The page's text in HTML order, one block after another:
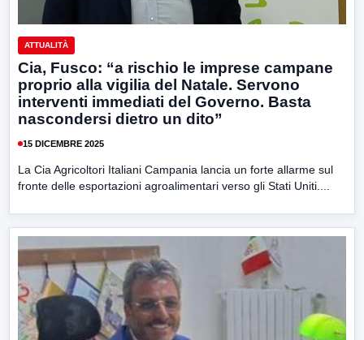
ATTUALITÀ
Cia, Fusco: “a rischio le imprese campane
proprio alla vigilia del Natale. Servono
interventi immediati del Governo. Basta
nascondersi dietro un dito”
15 DICEMBRE 2025
La Cia Agricoltori Italiani Campania lancia un forte allarme sul
fronte delle esportazioni agroalimentari verso gli Stati Uniti....